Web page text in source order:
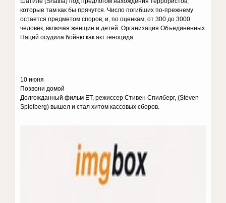
которые там как бы прячутся. Число погибших по-прежнему
остается предметом споров, и, по оценкам, от 300 до 3000
человек, включая женщин и детей. Организация Объединенных
Наций осудила бойню как акт геноцида.
10 июня
Позвони домой
Долгожданный фильм ET, режиссер Стивен Спилберг, (Steven
Spielberg) вышел и стал хитом кассовых сборов.